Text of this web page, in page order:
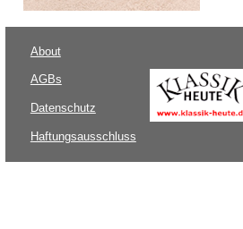
About
AGBs
Datenschutz
Haftungsausschluss